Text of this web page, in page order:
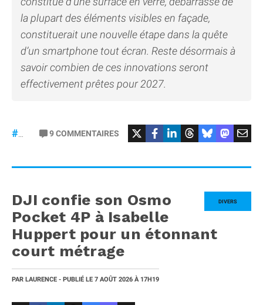
la plupart des éléments visibles en façade,
constituerait une nouvelle étape dans la quête
d’un smartphone tout écran. Reste désormais à
savoir combien de ces innovations seront
effectivement prêtes pour 2027.
9COMMENTAIRES
DIVERS
DJI confie son Osmo
Pocket 4P à Isabelle
Huppert pour un étonnant
court métrage
PAR LAURENCE - PUBLIÉ LE 7 AOÛT 2026 À 17H19